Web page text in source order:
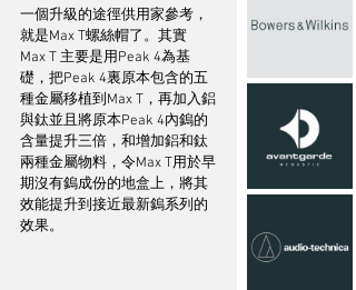
一個升級的途徑供用家參考，
就是Max T螺絲帽了。其實
Max T 主要是用Peak 4為基
礎，把Peak 4裏原本包含的五
種金屬移植到Max T，再加入鋁
與鈦並且將原本Peak 4內鎢的
含量提升三倍，和增加鋁和鈦
兩種金屬物料，令Max T用於早
期沒有鎢成份的地盒上，將其
效能提升到接近最新鎢系列的
效果。